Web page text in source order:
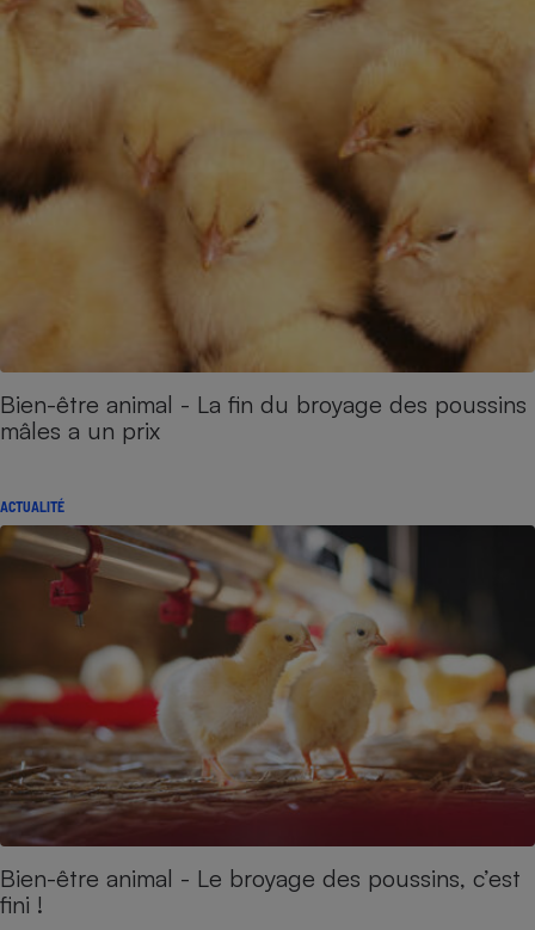
Bien-être animal - La fin du broyage des poussins
mâles a un prix
ACTUALITÉ
Bien-être animal - Le broyage des poussins, c’est
fini !